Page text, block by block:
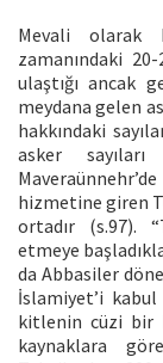
Mevali olarak
zamanındaki
ulaştığı ancak
meydana gelen
hakkındaki
asker
hizmetine giren
ortadır (s.97).
etmeye
da Abbasiler
İslamiyet’i
kitlenin cüzi bir
kaynaklara